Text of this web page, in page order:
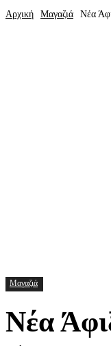
Αρχική Μαγαζιά Νέα
Μαγαζιά
Νέα